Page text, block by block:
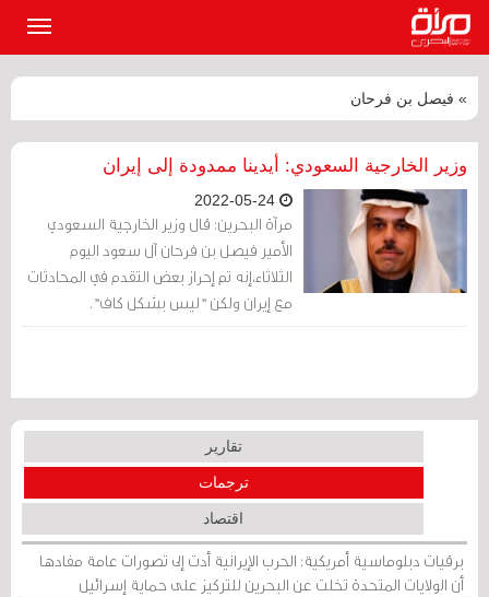
» فيصل بن فرحان
وزير الخارجية السعودي: أيدينا ممدودة إلى إيران
مرآة البحرين: قال وزير الخارجية السعودي
الأمير فيصل بن فرحان آل سعود اليوم
الثلاثاء،إنه تم إحراز بعض التقدم في المحادثات
مع إيران ولكن "ليس بشكل كاف".
تقارير
ترجمات
اقتصاد
برقيات دبلوماسية أمريكية: الحرب الإيرانية أدت إلى تصورات عامة مفادها
أن الولايات المتحدة تخلت عن البحرين للتركيز على حماية إسرائيل